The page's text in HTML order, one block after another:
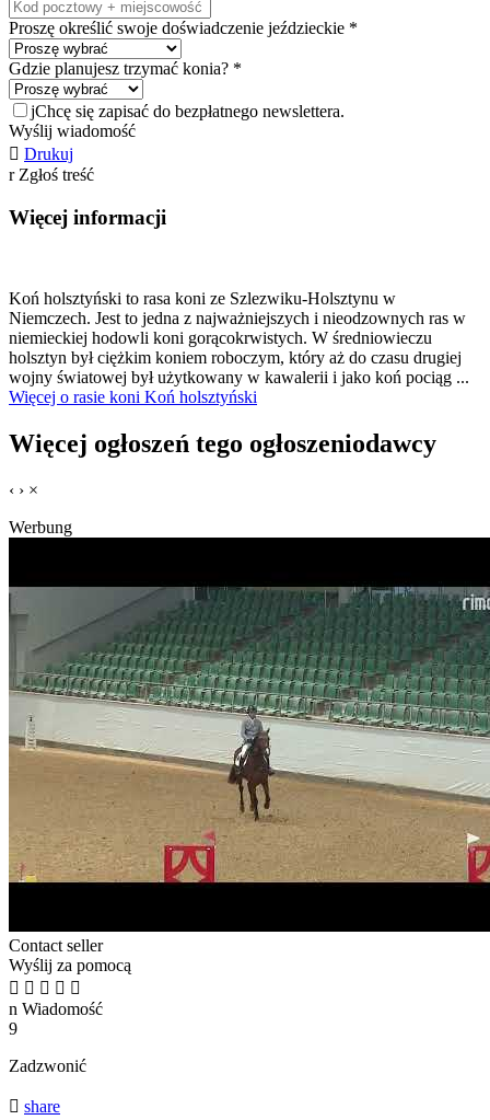
Proszę określić swoje doświadczenie jeździeckie *
Gdzie planujesz trzymać konia? *
jChcę się zapisać do bezpłatnego newslettera.
Wyślij wiadomość
 Drukuj
r Zgłoś treść
Więcej informacji
Koń holsztyński to rasa koni ze Szlezwiku-Holsztynu w
Niemczech. Jest to jedna z najważniejszych i nieodzownych ras w
niemieckiej hodowli koni gorącokrwistych. W średniowieczu
holsztyn był ciężkim koniem roboczym, który aż do czasu drugiej
wojny światowej był użytkowany w kawalerii i jako koń pociąg ...
Więcej o rasie koni Koń holsztyński
Więcej ogłoszeń tego ogłoszeniodawcy
‹ › ×
Werbung
Contact seller
Wyślij za pomocą
    
n Wiadomość
9
Zadzwonić
 share